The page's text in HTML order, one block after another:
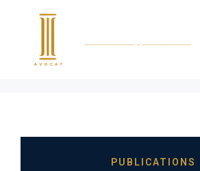
PUBLICATIONS